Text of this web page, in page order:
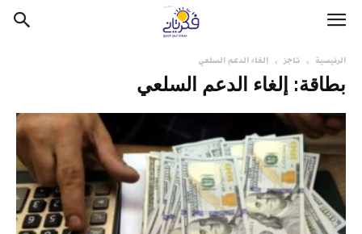
الرئيسية تاجز إلغاء الدعم السلعي
بطاقة: إلغاء الدعم السلعي